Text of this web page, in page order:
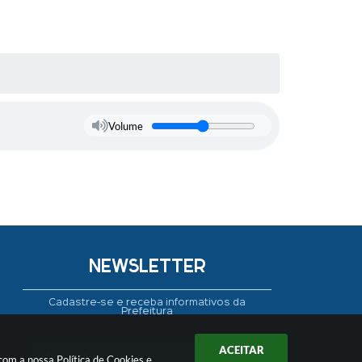
ACEITAR
Volume
NEWSLETTER
Cadastre-se e receba informativos da
Prefeitura